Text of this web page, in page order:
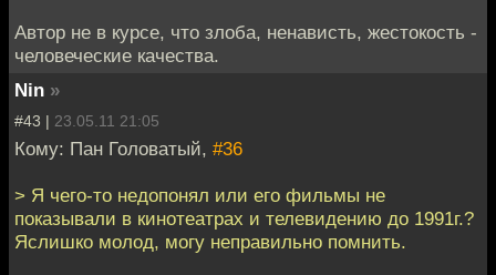
Автор не в курсе, что злоба, ненависть, жестокость -
человеческие качества.
Nin »
#43 | 23.05.11 21:05
Кому: Пан Головатый, #36
> Я чего-то недопонял или его фильмы не
показывали в кинотеатрах и телевидению до 1991г.?
Яслишко молод, могу неправильно помнить.